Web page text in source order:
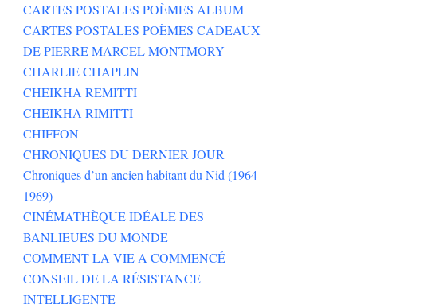
CARTES POSTALES POÈMES ALBUM
CARTES POSTALES POÈMES CADEAUX
DE PIERRE MARCEL MONTMORY
CHARLIE CHAPLIN
CHEIKHA REMITTI
CHEIKHA RIMITTI
CHIFFON
CHRONIQUES DU DERNIER JOUR
Chroniques d’un ancien habitant du Nid (1964-
1969)
CINÉMATHÈQUE IDÉALE DES
BANLIEUES DU MONDE
COMMENT LA VIE A COMMENCÉ
CONSEIL DE LA RÉSISTANCE
INTELLIGENTE